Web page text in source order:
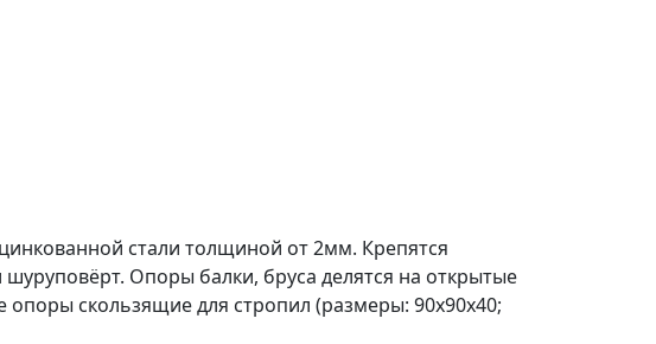
стали толщиной от 2мм. Крепятся
Опоры балки, бруса делятся на открытые
опоры скользящие для стропил (размеры: 90х90х40;